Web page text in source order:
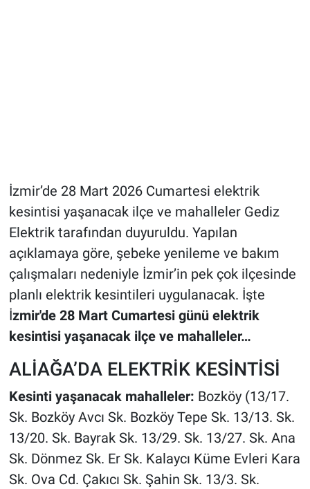
İzmir’de 28 Mart 2026 Cumartesi elektrik
kesintisi yaşanacak ilçe ve mahalleler Gediz
Elektrik tarafından duyuruldu. Yapılan
açıklamaya göre, şebeke yenileme ve bakım
çalışmaları nedeniyle İzmir’in pek çok ilçesinde
planlı elektrik kesintileri uygulanacak. İşte
İzmir'de 28 Mart Cumartesi günü elektrik
kesintisi yaşanacak ilçe ve mahalleler…
ALİAĞA’DA ELEKTRİK KESİNTİSİ
Kesinti yaşanacak mahalleler: Bozköy (13/17.
Sk. Bozköy Avcı Sk. Bozköy Tepe Sk. 13/13. Sk.
13/20. Sk. Bayrak Sk. 13/29. Sk. 13/27. Sk. Ana
Sk. Dönmez Sk. Er Sk. Kalaycı Küme Evleri Kara
Sk. Ova Cd. Çakıcı Sk. Şahin Sk. 13/3. Sk.